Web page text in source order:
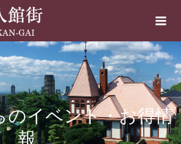
のイベント・お得情
報